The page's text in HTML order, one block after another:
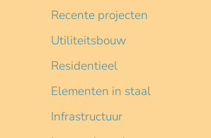
Recente projecten
Utiliteitsbouw
Residentieel
Elementen in staal
Infrastructuur